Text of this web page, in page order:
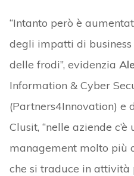
“Intanto però è
degli impatti di
delle frodi”, evidenzia
Information & Cyber
(Partners4Innovation) e
Clusit, “nelle aziende
management molto più
che si traduce in attività